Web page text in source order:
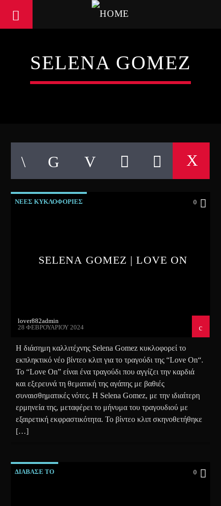
SELENA GOMEZ
ΝΕΕΣ ΚΥΚΛΟΦΟΡΙΕΣ 0
SELENA GOMEZ | LOVE ON
lover882admin
28 ΦΕΒΡΟΥΑΡΊΟΥ 2024
Η διάσημη καλλιτέχνης Selena Gomez κυκλοφορεί το
εκπληκτικό νέο βίντεο κλιπ για το τραγούδι της “Love On“.
Το “Love On” είναι ένα τραγούδι που αγγίζει την καρδιά
και εξερευνά τη θεματική της αγάπης με βαθιές
συναισθηματικές νότες. Η Selena Gomez, με την ιδιαίτερη
ερμηνεία της, μεταφέρει το μήνυμα του τραγουδιού με
εξαιρετική εκφραστικότητα. Το βίντεο κλιπ σκηνοθετήθηκε
[…]
ΔΙΑΒΑΣΕ ΤΟ 0